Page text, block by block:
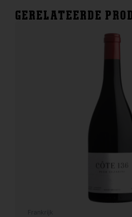
GERELATEERDE